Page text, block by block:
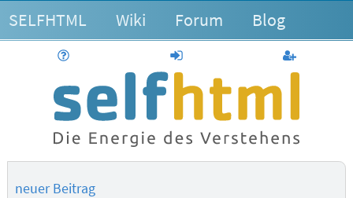
SELFHTML Wiki Forum Blog
anmelden
neuer Beitrag